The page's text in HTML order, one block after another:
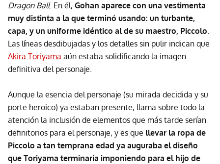
Dragon Ball. En él, Gohan aparece con una vestimenta
muy distinta a la que terminó usando: un turbante,
capa, y un uniforme idéntico al de su maestro, Piccolo.
Las líneas desdibujadas y los detalles sin pulir indican que
Akira Toriyama aún estaba solidificando la imagen
definitiva del personaje.
Aunque la esencia del personaje (su mirada decidida y su
porte heroico) ya estaban presente, llama sobre todo la
atención la inclusión de elementos que más tarde serían
definitorios para el personaje, y es que llevar la ropa de
Piccolo a tan temprana edad ya auguraba el diseño
que Toriyama terminaría imponiendo para el hijo de